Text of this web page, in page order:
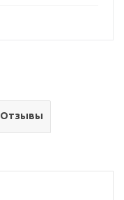
Отзывы